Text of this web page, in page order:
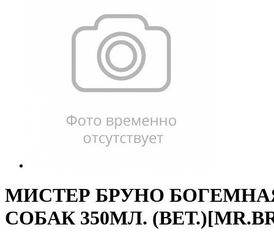
МИСТЕР БРУНО
СОБАК 350МЛ.